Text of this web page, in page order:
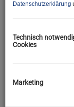
Beschreibung
Und gleich zu den
Datenschutzerklärung
Technisch
Cookies
Marketing